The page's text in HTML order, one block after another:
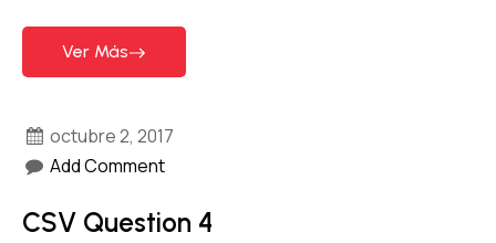
Ver Más
octubre 2, 2017
Add Comment
CSV Question 4